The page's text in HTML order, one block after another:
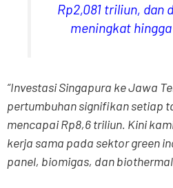
Rp2,081 triliun, dan
meningkat
“Investasi Singapura ke Jawa
pertumbuhan signifikan setiap
mencapai Rp8,6 triliun. Kini
kerja sama pada sektor green
panel, biomigas, dan